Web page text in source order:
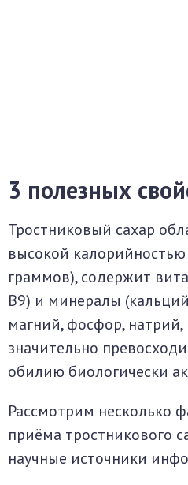
3 полезных
Тростниковый сахар
высокой
граммов), содержит
B9) и минералы
магний, фосфор, натрий,
значительно
обилию биологически
Рассмотрим несколько
приёма тростникового
научные источники